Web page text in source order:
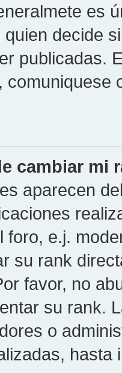
es
decide
publicadas.
comuniquese
cambiar mi
aparecen
foro, e.j.
su rank
favor, no
su rank.
o
hasta